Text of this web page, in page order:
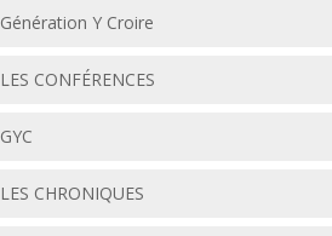
Génération Y Croire
LES CONFÉRENCES
GYC
LES CHRONIQUES